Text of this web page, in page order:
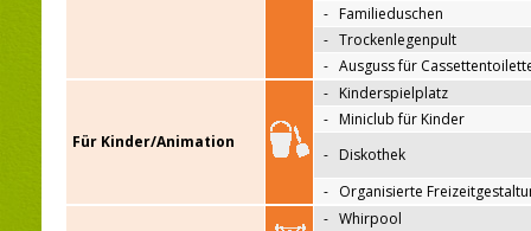
- Familieduschen
- Trockenlegenpult
- Ausguss für
Für Kinder/Animation
- Kinderspielplatz
- Miniclub für Kinder
- Diskothek
- Organisierte
- Whirpool